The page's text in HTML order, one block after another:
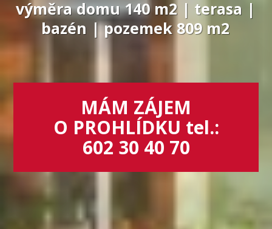
výměra domu 140 m2 | terasa |
bazén | pozemek 809 m2
MÁM ZÁJEM
O PROHLÍDKU tel.:
602 30 40 70